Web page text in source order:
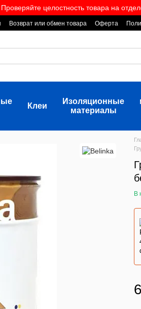
Проверяйте целостность товара на
Возврат или обмен товара Оферта
Клеи
Изоляционные
материалы
В